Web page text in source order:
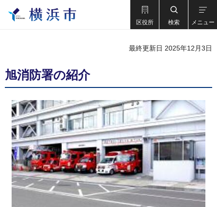
区役所 検索 メニュー
最終更新日 2025年12月3日
旭消防署の紹介